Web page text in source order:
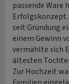
passende Ware
Erfolgskonzept.
seit Gründung
einem Gewinn
vermählte sich
ältesten
Zur Hochzeit